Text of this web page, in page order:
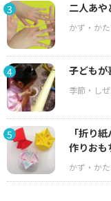
3 二人あ
4 子どもが
5
「折り
作りおも